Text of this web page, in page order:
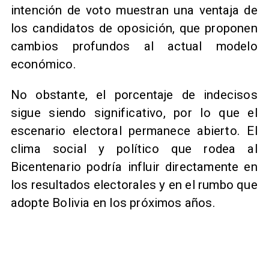
intención de voto muestran una ventaja de
los candidatos de oposición, que proponen
cambios profundos al actual modelo
económico.
No obstante, el porcentaje de indecisos
sigue siendo significativo, por lo que el
escenario electoral permanece abierto. El
clima social y político que rodea al
Bicentenario podría influir directamente en
los resultados electorales y en el rumbo que
adopte Bolivia en los próximos años.